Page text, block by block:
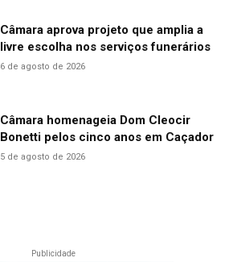
Câmara aprova projeto que amplia a
livre escolha nos serviços funerários
6 de agosto de 2026
Câmara homenageia Dom Cleocir
Bonetti pelos cinco anos em Caçador
5 de agosto de 2026
Publicidade